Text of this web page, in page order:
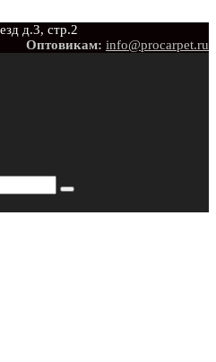
д.3, стр.2
Оптовикам: info@procarpet.ru